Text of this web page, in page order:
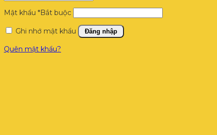
Mật khẩu *Bắt buộc
Ghi nhớ mật khẩu Đăng nhập
Quên mật khẩu?